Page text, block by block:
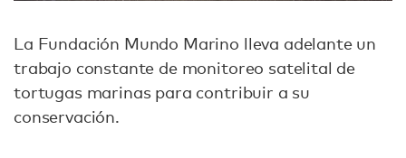
La Fundación Mundo Marino lleva adelante un
trabajo constante de monitoreo satelital de
tortugas marinas para contribuir a su
conservación.